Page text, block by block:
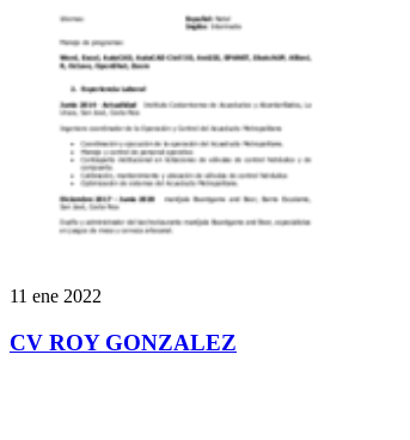
11 ene 2022
CV ROY GONZALEZ